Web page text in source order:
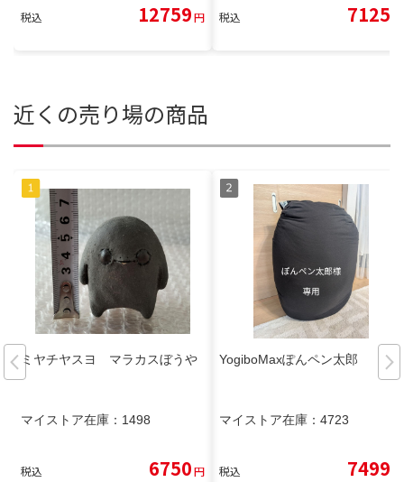
税込 12759円 税込 7125
近くの売り場の商品
ミヤチヤスヨ マラカスぼうや
マイストア在庫： 1498
税込 6750円
YogiboMaxぽんペン太郎
マイストア在庫： 4723
税込 7499